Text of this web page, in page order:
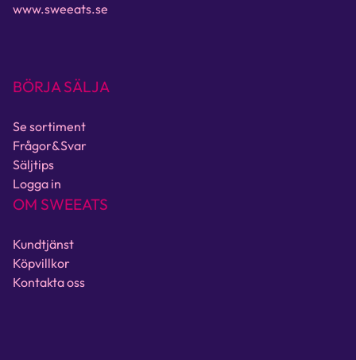
www.sweeats.se
BÖRJA SÄLJA
Se sortiment
Frågor&Svar
Säljtips
Logga in
OM SWEEATS
Kundtjänst
Köpvillkor
Kontakta oss